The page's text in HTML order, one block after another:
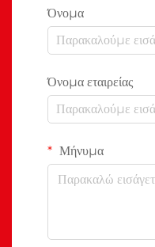
Όνομα
Όνομα εταιρείας
Μήνυμα